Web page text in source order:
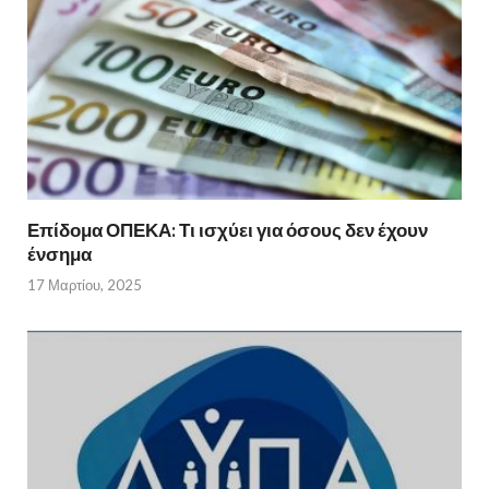
Επίδομα ΟΠΕΚΑ: Τι ισχύει για όσους δεν έχουν
ένσημα
17 Μαρτίου, 2025